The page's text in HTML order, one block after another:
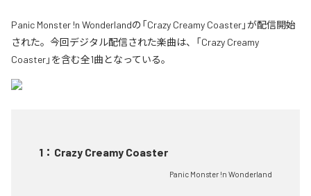
Panic Monster !n Wonderlandの「Crazy Creamy Coaster」が配信開始
された。今回デジタル配信された楽曲は、「Crazy Creamy
Coaster」を含む全1曲となっている。
1 ： Crazy Creamy Coaster
Panic Monster !n Wonderland